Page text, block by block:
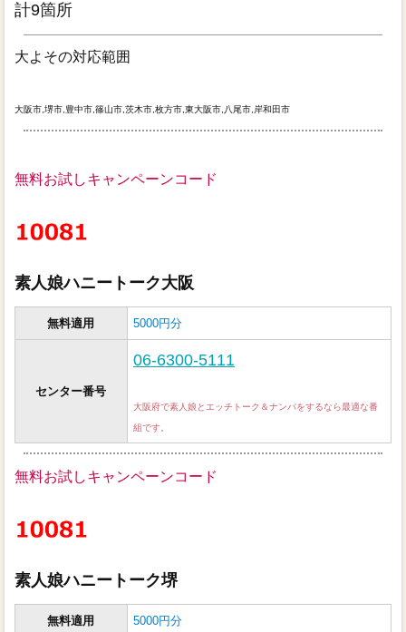
計9箇所
大よその対応範囲
大阪市,堺市,豊中市,篠山市,茨木市,枚方市,東大阪市,八尾市,岸和田市
無料お試しキャンペーンコード
素人娘ハニートーク大阪
無料適用 5000円分
センター番号
06-6300-5111
大阪府で素人娘とエッチトーク＆ナンパをするなら最適な番
組です。
無料お試しキャンペーンコード
素人娘ハニートーク堺
無料適用 5000円分